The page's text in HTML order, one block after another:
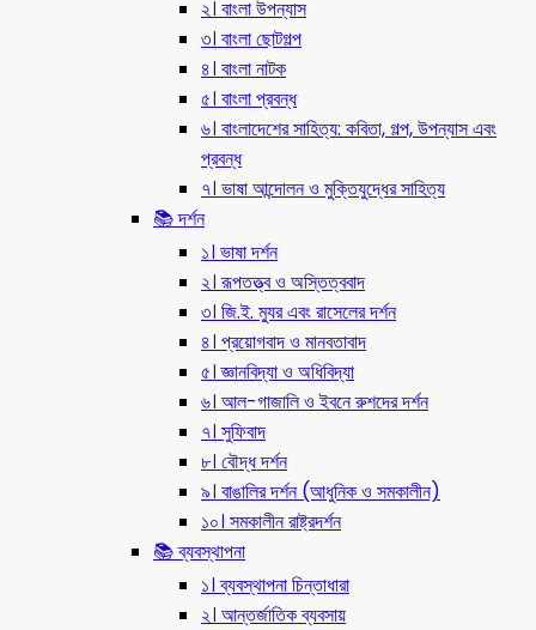
২। বাংলা উপন্যাস
৩। বাংলা ছোটগল্প
৪। বাংলা নাটক
৫। বাংলা প্রবন্ধ
৬। বাংলাদেশের সাহিত্য: কবিতা, গল্প, উপন্যাস এবং
প্রবন্ধ
৭। ভাষা আন্দোলন ও মুক্তিযুদ্ধের সাহিত্য
📚 দর্শন
১। ভাষা দর্শন
২। রূপতত্ত্ব ও অস্তিত্ববাদ
৩। জি.ই. ম্যুর এবং রাসেলের দর্শন
৪। প্রয়োগবাদ ও মানবতাবাদ
৫। জ্ঞানবিদ্যা ও অধিবিদ্যা
৬। আল-গাজালি ও ইবনে রুশদের দর্শন
৭। সুফিবাদ
৮। বৌদ্ধ দর্শন
৯। বাঙালির দর্শন (আধুনিক ও সমকালীন)
১০। সমকালীন রাষ্ট্রদর্শন
📚 ব্যবস্থাপনা
১। ব্যবস্থাপনা চিন্তাধারা
২। আন্তর্জাতিক ব্যবসায়